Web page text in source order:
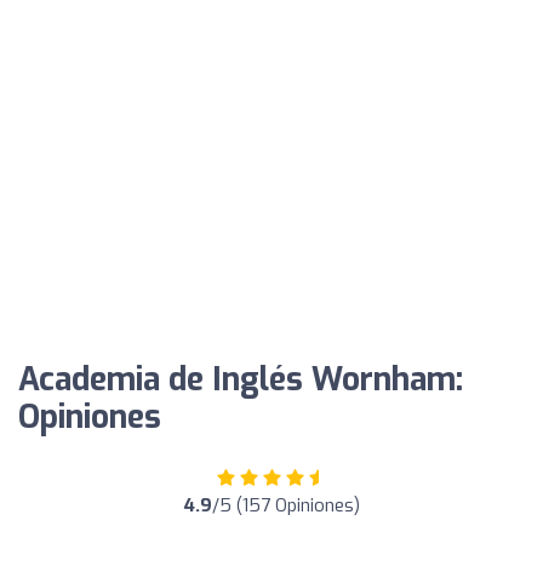
Academia de Inglés Wornham:
Opiniones
4.9/5 (157 Opiniones)